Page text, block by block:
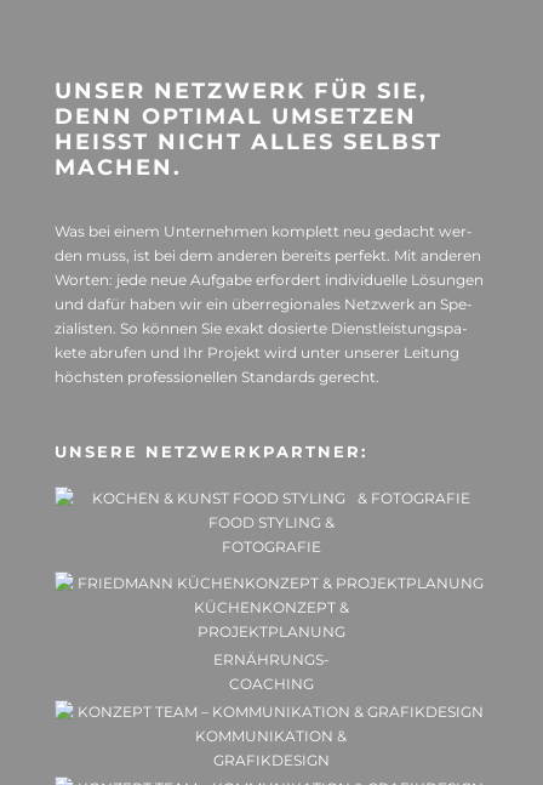
UNSER NETZ­WERK FÜR SIE,
DENN OPTI­MAL UMSET­ZEN
HEISST NICHT ALLES SELBST
MACHEN.
Was bei einem Unter­neh­men kom­plett neu gedacht wer­
den muss, ist bei dem ande­ren bereits per­fekt. Mit ande­ren
Wor­ten: jede neue Auf­gabe erfor­dert indi­vi­du­elle Lösun­gen
und dafür haben wir ein über­re­gio­na­les Netz­werk an Spe­
zia­lis­ten. So kön­nen Sie exakt dosierte Dienst­leis­tungs­pa­
kete abru­fen und Ihr Pro­jekt wird unter unse­rer Lei­tung
höchs­ten pro­fes­sio­nel­len Stan­dards gerecht.
UNSERE NETZ­WERK­PART­NER:
FOOD STY­LING &
FOTO­GRA­FIE
KÜCHEN­KON­ZEPT &
PRO­JEKT­PLA­NUNG
ERNÄH­RUNGS-
COA­CHING
KOM­MU­NI­KA­TION &
GRA­FIK­DE­SIGN